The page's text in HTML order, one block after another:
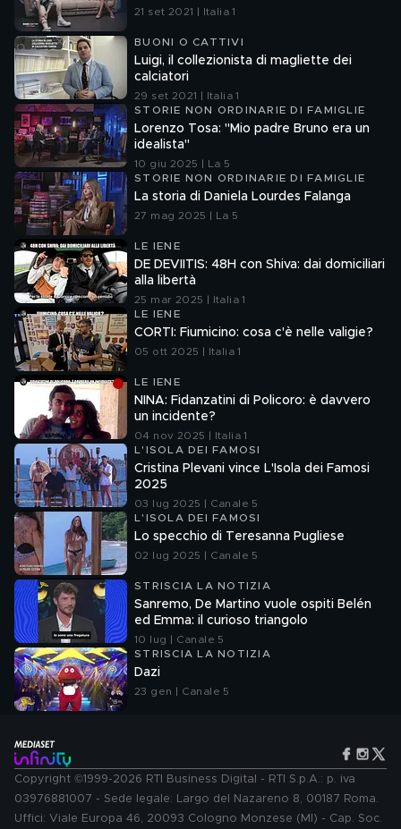
21 set 2021 | Italia 1
BUONI O CATTIVI
Luigi, il collezionista di magliette dei
calciatori
29 set 2021 | Italia 1
STORIE NON ORDINARIE DI FAMIGLIE
Lorenzo Tosa: "Mio padre Bruno era un
idealista"
10 giu 2025 | La 5
STORIE NON ORDINARIE DI FAMIGLIE
La storia di Daniela Lourdes Falanga
27 mag 2025 | La 5
LE IENE
DE DEVIITIS: 48H con Shiva: dai domiciliari
alla libertà
25 mar 2025 | Italia 1
LE IENE
CORTI: Fiumicino: cosa c'è nelle valigie?
05 ott 2025 | Italia 1
LE IENE
NINA: Fidanzatini di Policoro: è davvero
un incidente?
04 nov 2025 | Italia 1
L'ISOLA DEI FAMOSI
Cristina Plevani vince L'Isola dei Famosi
2025
03 lug 2025 | Canale 5
L'ISOLA DEI FAMOSI
Lo specchio di Teresanna Pugliese
02 lug 2025 | Canale 5
STRISCIA LA NOTIZIA
Sanremo, De Martino vuole ospiti Belén
ed Emma: il curioso triangolo
10 lug | Canale 5
STRISCIA LA NOTIZIA
Dazi
23 gen | Canale 5
Copyright ©1999-2026 RTI Business Digital - RTI S.p.A.: p. iva
03976881007 - Sede legale: Largo del Nazareno 8, 00187 Roma.
Uffici: Viale Europa 46, 20093 Cologno Monzese (MI) - Cap. Soc.